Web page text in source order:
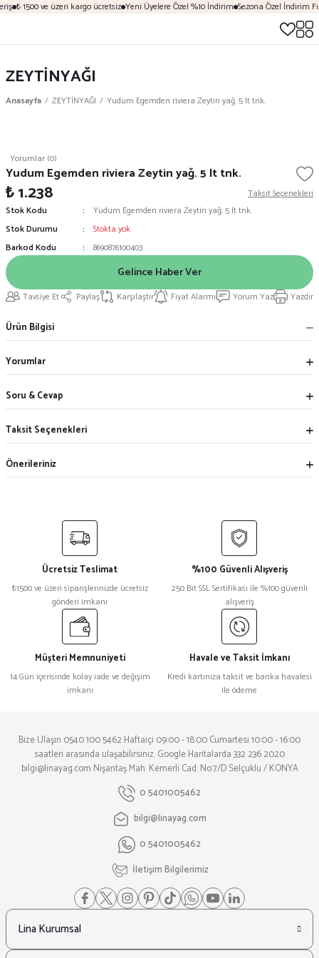
₺ 1500 ve üzeri kargo ücretsiz Yeni Üyelere Özel %10 İndirim Sezona Özel İndirim
ZEYTİNYAĞI
Anasayfa ZEYTİNYAĞI Yudum Egemden riviera Zeytin yağ. 5 lt tnk.
Yorumlar (0)
Yudum Egemden riviera Zeytin yağ. 5 lt tnk.
₺ 1.238
Taksit Seçenekleri
Stok Kodu
Yudum Egemden riviera Zeytin yağ. 5 lt tnk.
Stok Durumu
Stokta yok
Barkod Kodu
8690876100403
Gelince Haber Ver
Tavsiye Et Paylaş Karşılaştır Fiyat Alarmı Yorum Yaz Yazdır
Ürün Bilgisi
Yorumlar
Soru & Cevap
Taksit Seçenekleri
Önerileriniz
Ücretsiz Teslimat
₺1500 ve üzeri siparişlerinizde ücretsiz
gönderi imkanı
%100 Güvenli Alışveriş
250 Bit SSL Sertifikası ile %100 güvenli
alışveriş
Müşteri Memnuniyeti
14 Gün içerisinde kolay iade ve değişim
imkanı
Havale ve Taksit İmkanı
Kredi kartınıza taksit ve banka havalesi
ile ödeme
Bize Ulaşın 0540 100 5462 Haftaiçi 09:00 - 18:00 Cumartesi 10:00 - 16:00
saatleri arasında ulaşabilirsiniz. Google Haritalarda 332 236 2020
bilgi@linayag.com Nişantaş Mah. Kemerli Cad. No:7/D Selçuklu / KONYA
0 5401005462
bilgi@linayag.com
0 5401005462
İletişim Bilgilerimiz
Lina Kurumsal